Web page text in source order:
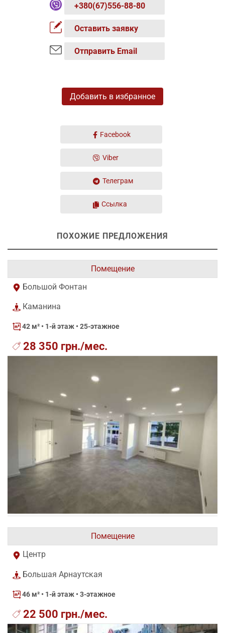
+380(67)556-88-80
Оставить заявку
Отправить Email
Добавить в избранное
Facebook
Viber
Телеграм
Ссылка
ПОХОЖИЕ ПРЕДЛОЖЕНИЯ
Помещение
Большой Фонтан
Каманина
42 м² • 1-й этаж • 25-этажное
28 350 грн./мес.
Помещение
Центр
Большая Арнаутская
46 м² • 1-й этаж • 3-этажное
22 500 грн./мес.